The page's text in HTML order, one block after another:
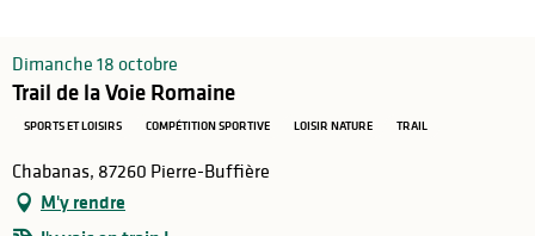
Dimanche 18 octobre
Trail de la Voie Romaine
SPORTS ET LOISIRS COMPÉTITION SPORTIVE LOISIR NATURE TRAIL
Chabanas, 87260 Pierre-Buffière
M'y rendre